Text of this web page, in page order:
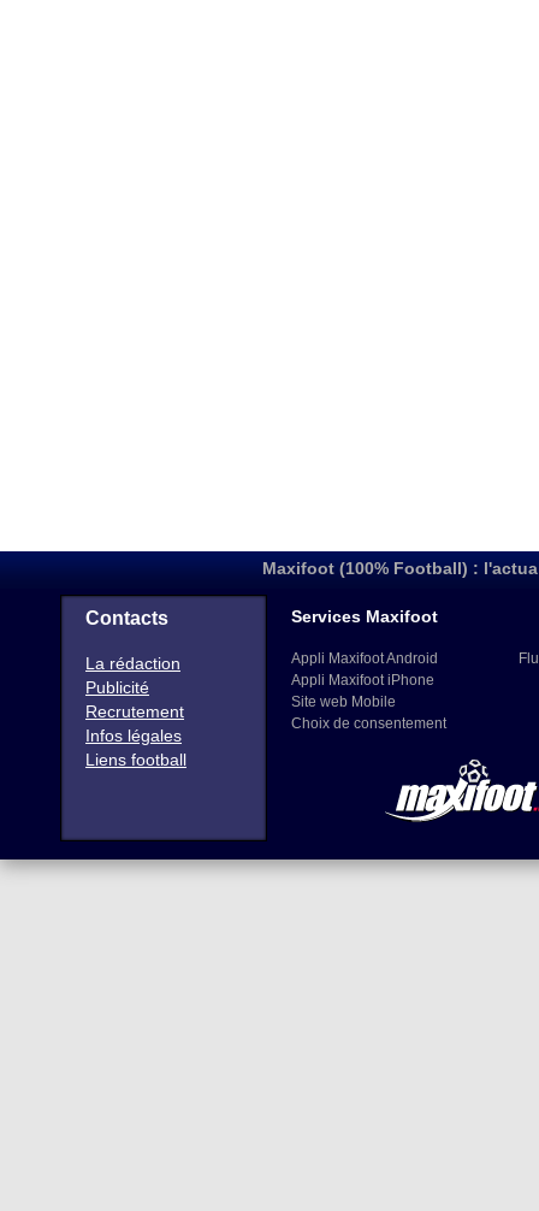
Maxifoot (100% Football) :
Contacts
La rédaction
Publicité
Recrutement
Infos légales
Liens football
Services Maxifoot
Appli Maxifoot Android
Appli Maxifoot iPhone
Site web Mobile
Choix de consentement